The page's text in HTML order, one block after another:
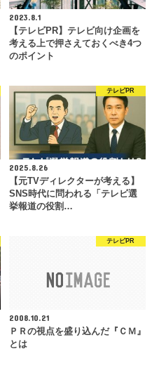
2023.8.1
【テレビPR】テレビ向け企画を
考える上で押さえておくべき4つ
のポイント
テレビPR
2025.8.26
【元TVディレクターが考える】
SNS時代に問われる「テレビ選
挙報道の役割…
テレビPR
2008.10.21
ＰＲの視点を盛り込んだ『ＣＭ』
とは